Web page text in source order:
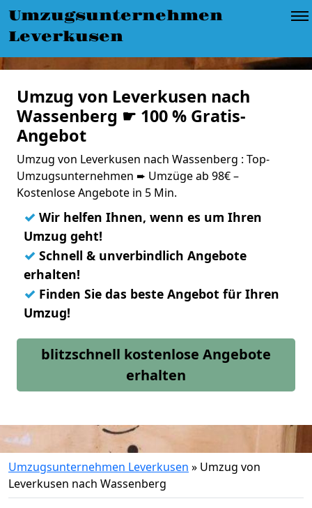
Umzugsunternehmen
Leverkusen
Umzug von Leverkusen nach
Wassenberg ☛ 100 % Gratis-
Angebot
Umzug von Leverkusen nach Wassenberg : Top-
Umzugsunternehmen ➨ Umzüge ab 98€ –
Kostenlose Angebote in 5 Min.
✓ Wir helfen Ihnen, wenn es um Ihren
Umzug geht!
✓ Schnell & unverbindlich Angebote
erhalten!
✓ Finden Sie das beste Angebot für Ihren
Umzug!
blitzschnell kostenlose Angebote
erhalten
Umzugsunternehmen Leverkusen » Umzug von
Leverkusen nach Wassenberg